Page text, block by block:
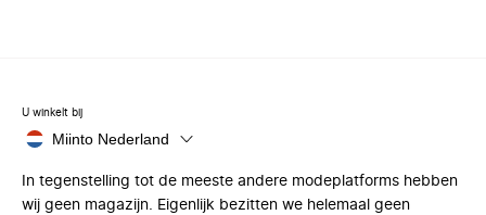
U winkelt bij
Miinto Nederland
In tegenstelling tot de meeste andere modeplatforms hebben
wij geen magazijn. Eigenlijk bezitten we helemaal geen